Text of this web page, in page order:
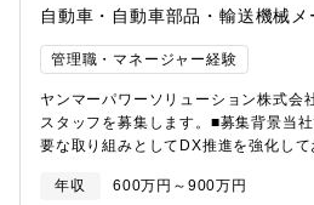
自動車・自動車部品・輸送機械メ
管理職・マネージャー経験
ヤンマーパワーソリューション株式会
スタッフを募集します。■募集背景当
要な取り組みとしてDX推進を強化し
す。現在は、システムの開発・運用に
年収 600万円～900万円